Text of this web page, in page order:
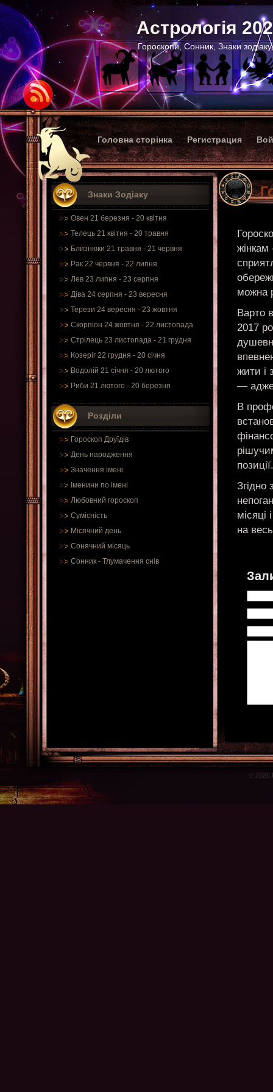
Астрологія
Гороскопи, Сонник, Знаки
Головна сторінка Регистрация
Знаки Зодіаку
Овен 21 березня - 20 квітня
Телець 21 квітня - 20 травня
Близнюки 21 травня - 21 червня
Рак 22 червня - 22 липня
Лев 23 липня - 23 серпня
Діва 24 серпня - 23 вересня
Терези 24 вересня - 23 жовтня
Скорпіон 24 жовтня - 22 листопада
Стрілець 23 листопада - 21 грудня
Козеріг 22 грудня - 20 січня
Водолій 21 січня - 20 лютого
Риби 21 лютого - 20 березня
Розділи
Гороскоп Друїдів
День народження
Значення імені
Іменини по імені
Любовний гороскоп
Сумісність
Місячний день
Сонячний місяць
Сонник - Тлумачення снів
жінкам
можна
Варто
2017
жити і
— адже
В
Згідно
місяці
на
© 2026